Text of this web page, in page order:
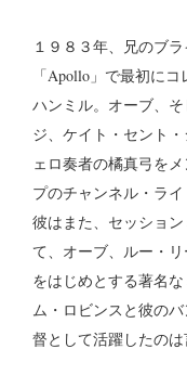
１９８３年、兄のブ
「Apollo」で最初に
ハンミル。オーブ、
ジ、ケイト・セント
ェロ奏者の橘真弓を
プのチャンネル・ラ
彼はまた、セッショ
て、オーブ、ルー・
をはじめとする著名
ム・ロビンスと彼の
督として活躍したのは